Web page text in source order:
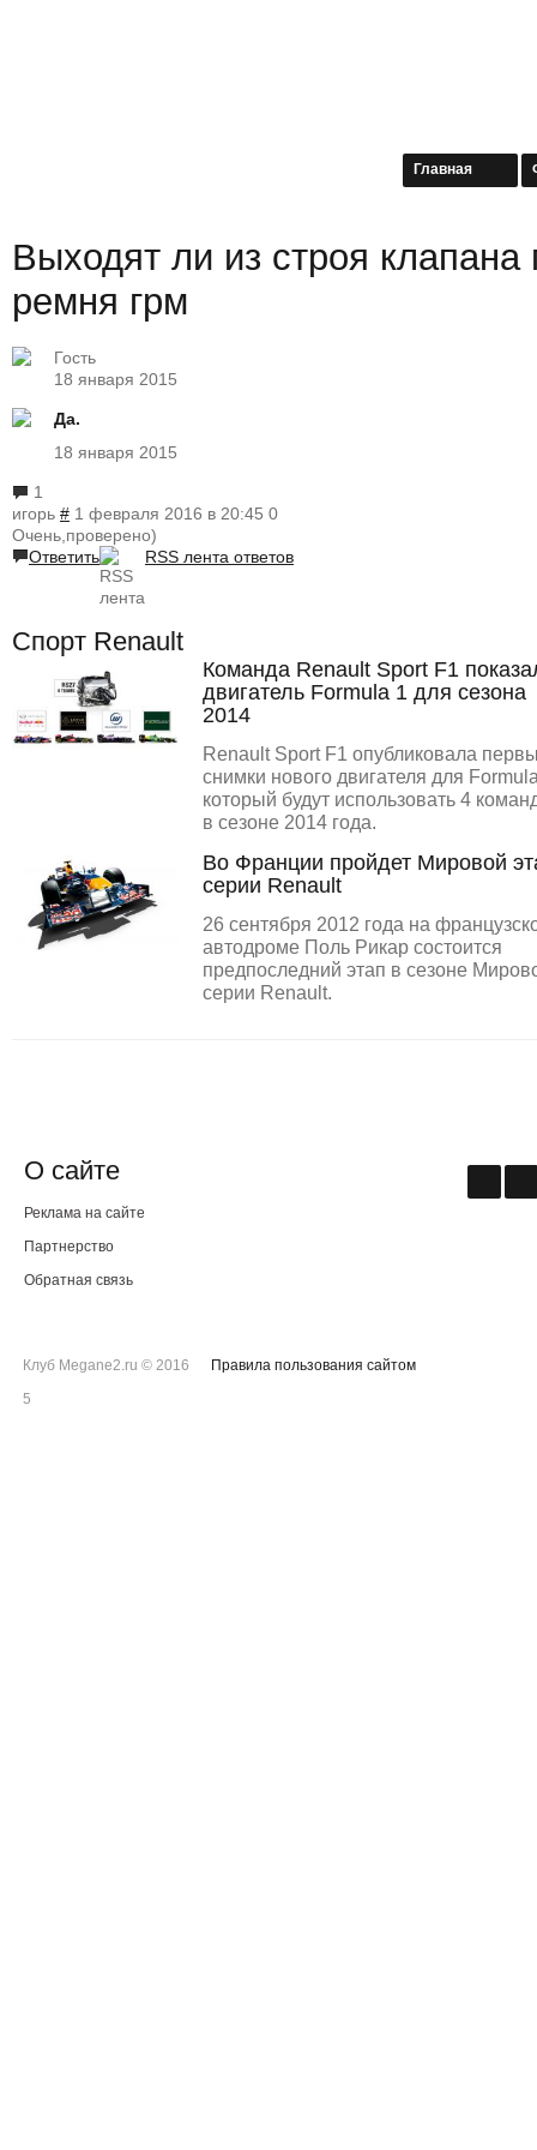
Главная
Выходят ли из строя
ремня грм
Гость
18 января 2015
Да.
18 января 2015
1
игорь # 1 февраля 2016 в 20:45 0
Очень,проверено)
Ответить
RSS лента ответов
Спорт Renault
Команда Renault Sport F1
двигатель Formula 1 для сезона
2014
Renault Sport F1 опубликовала
снимки нового двигателя для
который будут использовать 4
в сезоне 2014 года.
Во Франции пройдет Мировой
серии Renault
26 сентября 2012 года на
автодроме Поль Рикар состоится
предпоследний этап в сезоне
серии Renault.
О сайте
Реклама на сайте
Партнерство
Обратная связь
Клуб Megane2.ru © 2016
Правила пользования сайтом
5